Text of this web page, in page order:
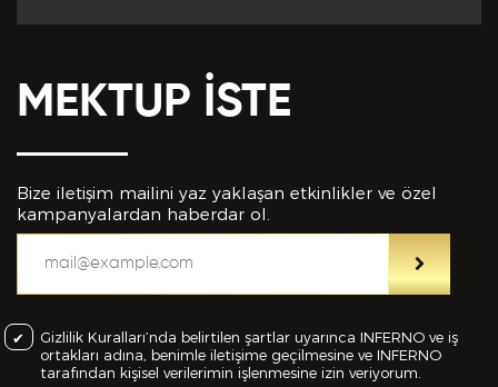
MEKTUP İSTE
Bize iletişim mailini yaz yaklaşan etkinlikler ve özel
kampanyalardan haberdar ol.
Gizlilik Kuralları’nda belirtilen şartlar uyarınca INFERNO ve iş
ortakları adına, benimle iletişime geçilmesine ve INFERNO
tarafından kişisel verilerimin işlenmesine izin veriyorum.